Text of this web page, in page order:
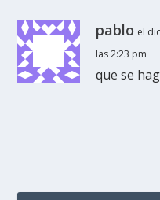
pablo el
las 2:23 pm
que se